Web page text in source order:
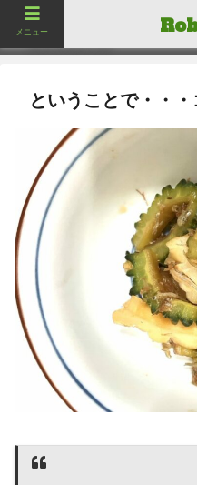
ロバスタフ
Robustaf
ということで・・
メニュー